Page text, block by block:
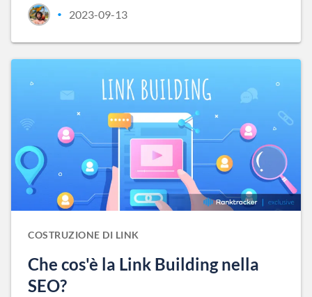
• 2023-09-13
COSTRUZIONE DI LINK
Che cos'è la Link Building nella
SEO?